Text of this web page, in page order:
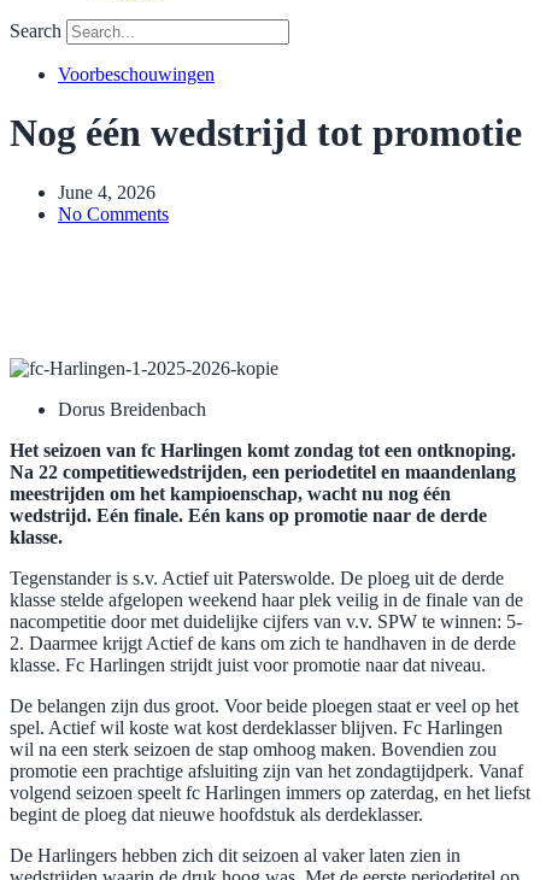
Search
Voorbeschouwingen
Nog één wedstrijd tot promotie
June 4, 2026
No Comments
Dorus Breidenbach
Het seizoen van fc Harlingen komt zondag tot een ontknoping.
Na 22 competitiewedstrijden, een periodetitel en maandenlang
meestrijden om het kampioenschap, wacht nu nog één
wedstrijd. Eén finale. Eén kans op promotie naar de derde
klasse.
Tegenstander is s.v. Actief uit Paterswolde. De ploeg uit de derde
klasse stelde afgelopen weekend haar plek veilig in de finale van de
nacompetitie door met duidelijke cijfers van v.v. SPW te winnen: 5-
2. Daarmee krijgt Actief de kans om zich te handhaven in de derde
klasse. Fc Harlingen strijdt juist voor promotie naar dat niveau.
De belangen zijn dus groot. Voor beide ploegen staat er veel op het
spel. Actief wil koste wat kost derdeklasser blijven. Fc Harlingen
wil na een sterk seizoen de stap omhoog maken. Bovendien zou
promotie een prachtige afsluiting zijn van het zondagtijdperk. Vanaf
volgend seizoen speelt fc Harlingen immers op zaterdag, en het liefst
begint de ploeg dat nieuwe hoofdstuk als derdeklasser.
De Harlingers hebben zich dit seizoen al vaker laten zien in